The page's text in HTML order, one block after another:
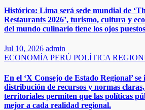
Histórico: Lima será sede mundial de
Restaurants 2026’, turismo, cultura y
del mundo culinario tiene los ojos
Jul 10, 2026 admin
ECONOMÍA PERÚ POLÍTICA
En el ‘X Consejo de Estado Regional’
distribución de recursos y normas claras,
territoriales permiten que las políticas
mejor a cada realidad regional.